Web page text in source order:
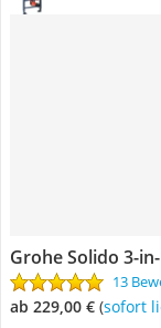
Grohe ‎Solido 3-
13
ab 229,00 € ( Sofort